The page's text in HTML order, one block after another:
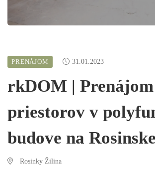
PRENÁJOM 31.01.2023
rkDOM | Prenájom
priestorov v
budove na
Rosinky Žilina